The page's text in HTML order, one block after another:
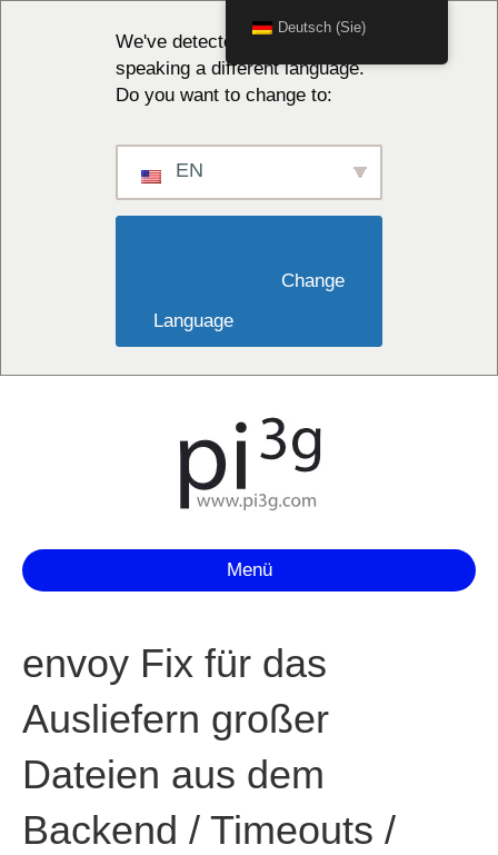
We've detected you might be
speaking a different language.
Do you want to change to:
EN
Language
Menü
envoy Fix für das
Ausliefern großer
Dateien aus dem
Backend / Timeouts /
Deutsch (Sie)